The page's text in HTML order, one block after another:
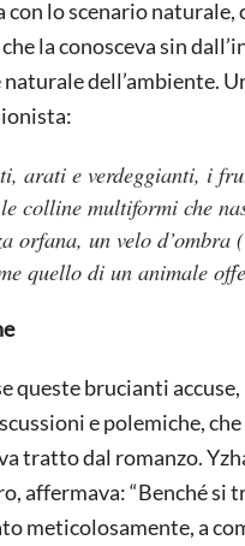
lo scenario
la conosceva sin
dell’ambiente.
arati e verdeggianti, i
colline multiformi che
orfana, un velo
quello di un animale
queste brucianti
e polemiche,
tratto dal romanzo.
affermava: “Benché
meticolosamente, a